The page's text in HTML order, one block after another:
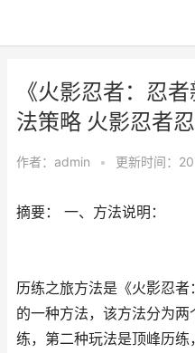
《火影忍者：忍
法策略 火影忍者
作者： admin • 更新时间：
摘要： 一、方法说明：
历练之旅方法是《火影忍
的一种方法，该方法分为
练，第二种玩法是顶峰历